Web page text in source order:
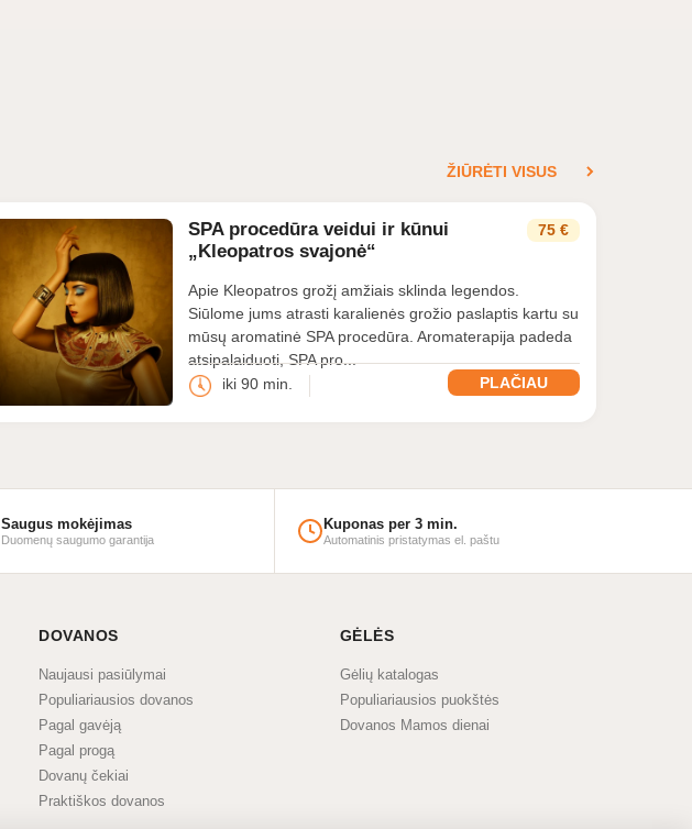
ŽIŪRĖTI VISUS
75 €
SPA procedūra veidui ir kūnui
„Kleopatros svajonė“
Apie Kleopatros grožį amžiais sklinda legendos.
Siūlome jums atrasti karalienės grožio paslaptis kartu su
mūsų aromatinė SPA procedūra. Aromaterapija padeda
atsipalaiduoti, SPA pro...
PLAČIAU
iki 90 min.
Balance
Saugus mokėjimas
Duomenų saugumo garantija
Kuponas per 3 min.
Automatinis pristatymas el. paštu
DOVANOS
Naujausi pasiūlymai
Populiariausios dovanos
Pagal gavėją
Pagal progą
Dovanų čekiai
Praktiškos dovanos
GĖLĖS
Gėlių katalogas
Populiariausios puokštės
Dovanos Mamos dienai